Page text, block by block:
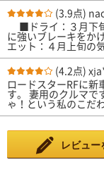
(3.9点)
■ドライ：３月下
に強いブレーキをか
エット：４月上旬の
ほど状態（降雨量
不安なくターンできる性能
に問題ありません ■静粛性：エンジン音にかき消されて、 出て
いるのか出ていないのか、
コハマ ブル―アース ＡＥ１ １４５／５５Ｒ１３と比較しても遜
色ありません ■ライフ・耐久性：競技専用としているので
回答できませ
(4.2点)
ロードスターRFに
す。 妻用のクルマで
ゃ！という私のこだ
着されていたからで
新車装着タイヤに亀
分残っていたので
業してもらい、店
った、300キロ走行
レビュー